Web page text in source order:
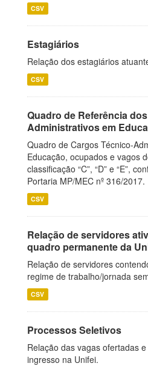
CSV
Estagiários
Relação dos estagiários
CSV
Quadro de Referência
Administrativos em
Quadro de Cargos Técnico-
Educação, ocupados e vagos
classificação “C”, “D” e “E”,
Portaria MP/MEC nº 316/2017.
CSV
Relação de servidores
quadro permanente da
Relação de servidores
regime de trabalho/jornada
CSV
Processos Seletivos
Relação das vagas ofertadas
ingresso na Unifei.